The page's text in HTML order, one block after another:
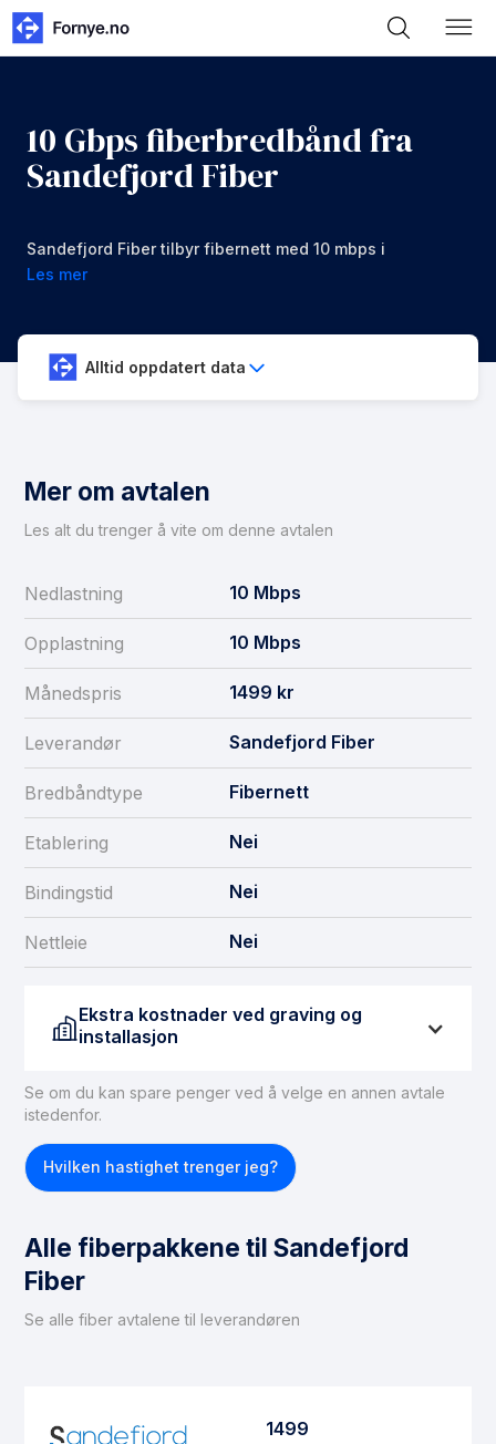
10 Gbps fiberbredbånd fra
Sandefjord Fiber
Sandefjord Fiber tilbyr fibernett med 10 mbps i
nedlastning og opplastning for 1499 kr/mnd
Les mer
Alltid oppdatert data
Mer om avtalen
Les alt du trenger å vite om denne avtalen
Nedlastning 10 Mbps
Opplastning 10 Mbps
Månedspris 1499 kr
Leverandør Sandefjord Fiber
Bredbåndtype Fibernett
Etablering Nei
Bindingstid Nei
Nettleie Nei
Ekstra kostnader ved graving og
installasjon
Se om du kan spare penger ved å velge en annen avtale
istedenfor.
Hvilken hastighet trenger jeg?
Alle fiberpakkene til Sandefjord
Fiber
Se alle fiber avtalene til leverandøren
1499